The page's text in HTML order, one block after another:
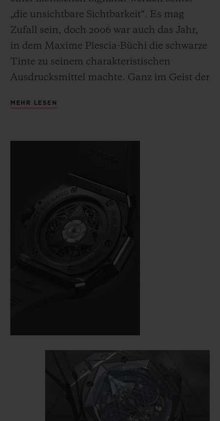
„die unsichtbare Sichtbarkeit“. Es mag
Zufall sein, doch 2006 war auch das Jahr,
in dem Maxime Plescia-Büchi die schwarze
Tinte zu seinem charakteristischen
Ausdrucksmittel machte. Ganz im Geist der
geometrischen Formen, die er
bei dieser Uhr komplett monochrom
symboträchtiges Schwarz. So anspruchsvoll
wie die vollständig schwarze Tätowierung,
die dem Künstler besondere Präzision und
Geschicklichkeit abverlangt, ist auch das
verwendete monochrome Material, das
höchste Perfektion erfordert. Auf einem 45-
mm-Gehäuse, das aus schwarzer Keramik
und schwarz PVD-beschichtetem Titan
Automatik-Chronographenwerk HUB1240
Unico, das durch das skelettierte Zifferblatt
und den offen gearbeiteten Gehäuseboden
MEHR LESEN